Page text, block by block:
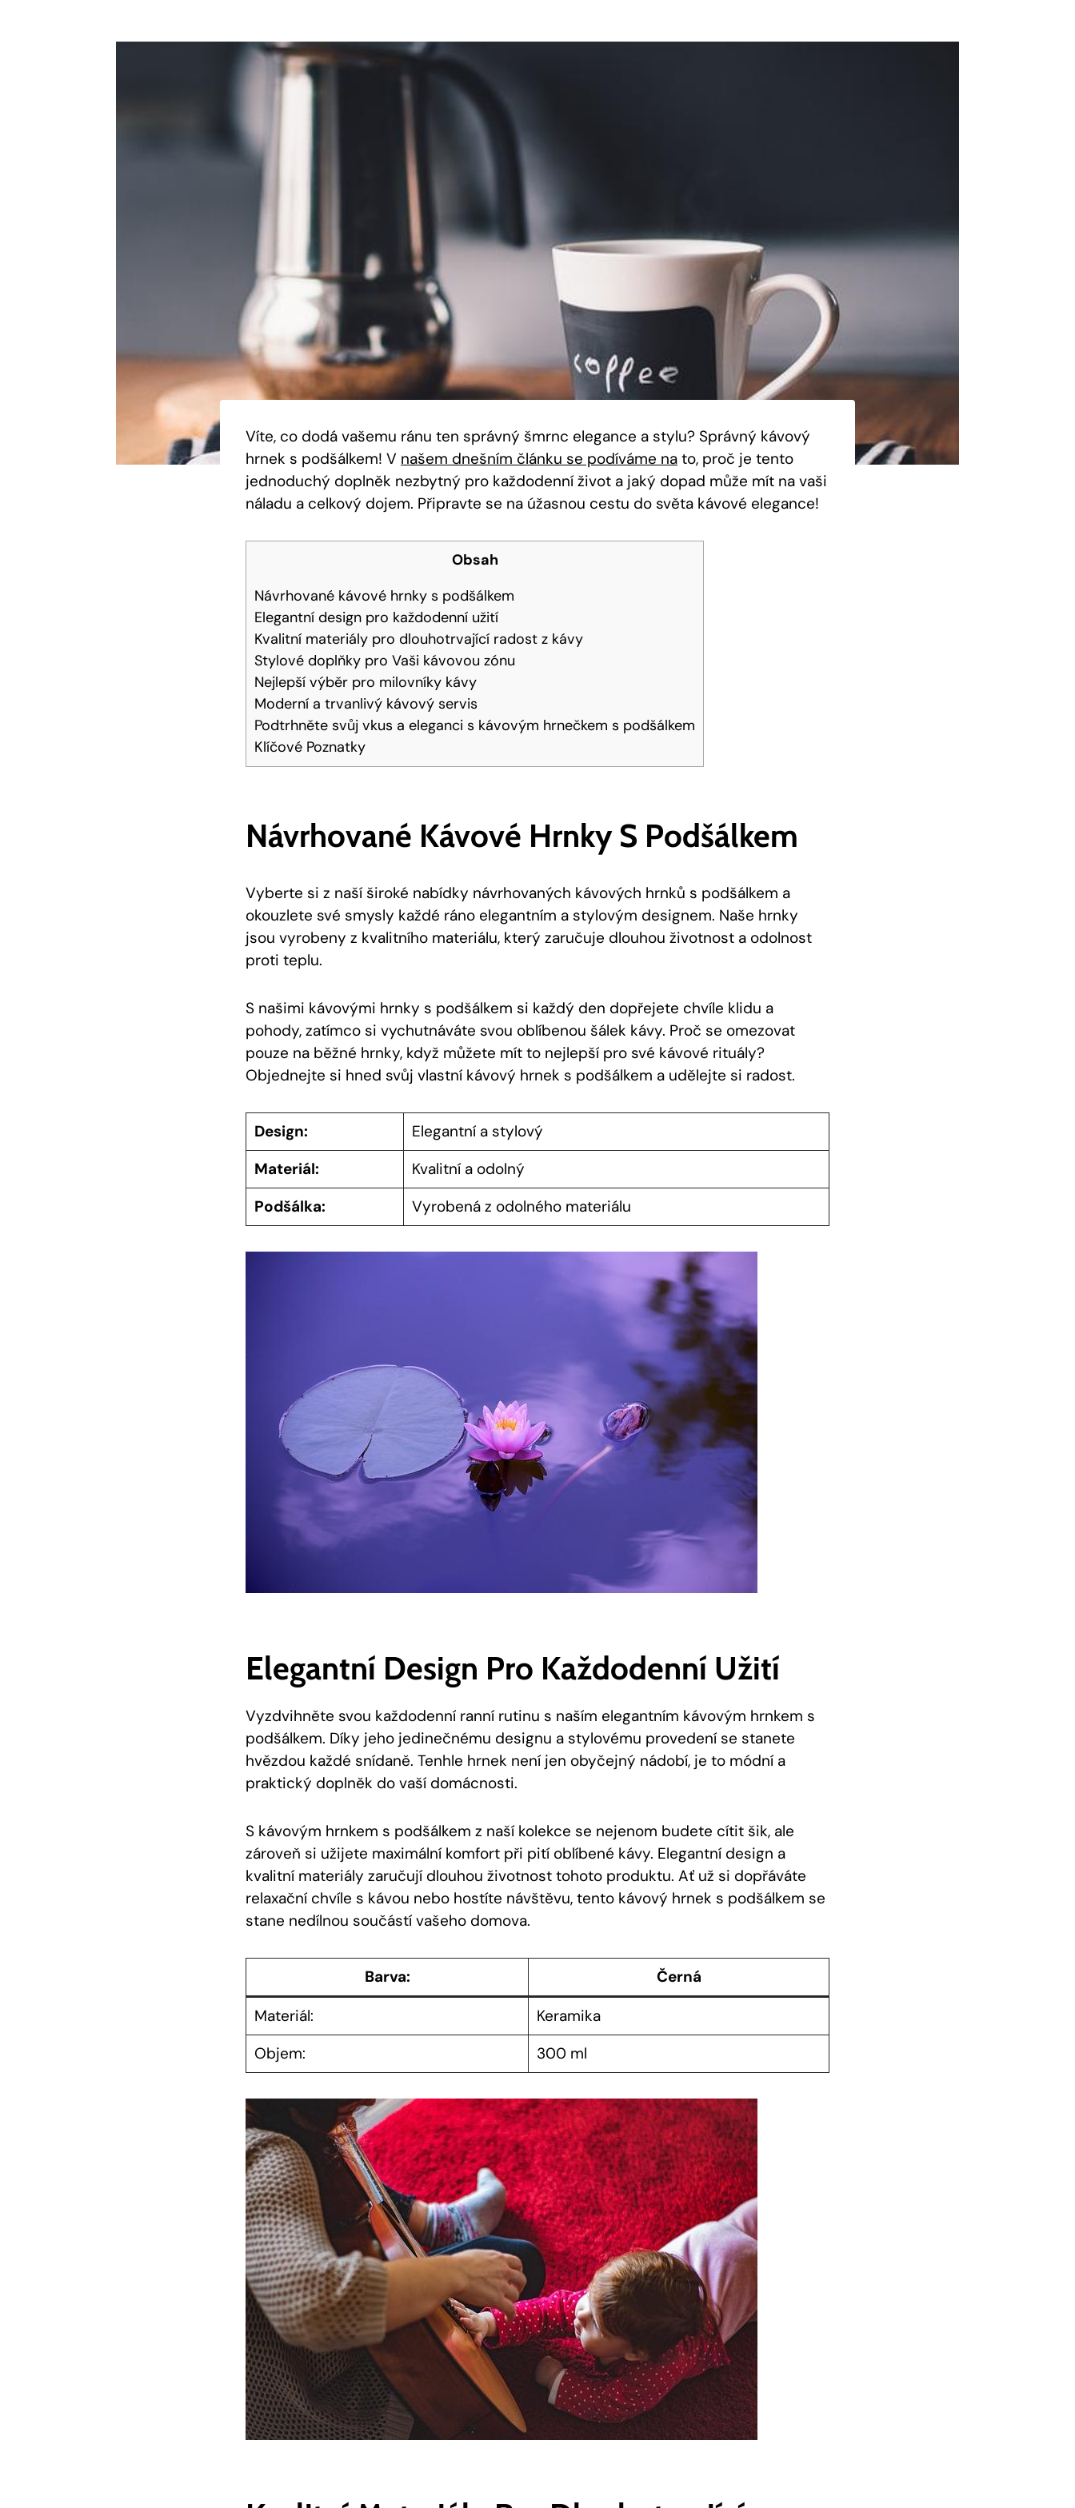
Víte, co dodá vašemu ránu ten správný šmrnc elegance a stylu? Správný kávový
hrnek s podšálkem! V našem dnešním článku se podíváme na to, proč je tento
jednoduchý doplněk nezbytný pro každodenní život a jaký dopad může mít na vaši
náladu a celkový dojem. Připravte se na úžasnou cestu do světa kávové elegance!
Obsah
Návrhované kávové hrnky s podšálkem
Elegantní design pro každodenní užití
Kvalitní materiály pro dlouhotrvající radost z kávy
Stylové doplňky pro Vaši kávovou zónu
Nejlepší výběr pro milovníky kávy
Moderní a trvanlivý kávový servis
Podtrhněte svůj vkus a eleganci s kávovým hrnečkem s podšálkem
Klíčové Poznatky
Návrhované Kávové Hrnky S Podšálkem
Vyberte si z naší široké nabídky návrhovaných kávových hrnků s podšálkem a
okouzlete své smysly každé ráno elegantním a stylovým designem. Naše hrnky
jsou vyrobeny z kvalitního materiálu, který zaručuje dlouhou životnost a odolnost
proti teplu.
S našimi kávovými hrnky s podšálkem si každý den dopřejete chvíle klidu a
pohody, zatímco si vychutnáváte svou oblíbenou šálek kávy. Proč se omezovat
pouze na běžné hrnky, když můžete mít to nejlepší pro své kávové rituály?
Objednejte si hned svůj vlastní kávový hrnek s podšálkem a udělejte si radost.
Design:
Elegantní a stylový
Materiál:
Kvalitní a odolný
Podšálka:
Vyrobená z odolného materiálu
Elegantní Design Pro Každodenní Užití
Vyzdvihněte svou každodenní ranní rutinu s naším elegantním kávovým hrnkem s
podšálkem. Díky jeho jedinečnému designu a stylovému provedení se stanete
hvězdou každé snídaně. Tenhle hrnek není jen obyčejný nádobí, je to módní a
praktický doplněk do vaší domácnosti.
S kávovým hrnkem s podšálkem z naší kolekce se nejenom budete cítit šik, ale
zároveň si užijete maximální komfort při pití oblíbené kávy. Elegantní design a
kvalitní materiály zaručují dlouhou životnost tohoto produktu. Ať už si dopřáváte
relaxační chvíle s kávou nebo hostíte návštěvu, tento kávový hrnek s podšálkem se
stane nedílnou součástí vašeho domova.
Barva:
Černá
Materiál:
Keramika
Objem:
300 ml